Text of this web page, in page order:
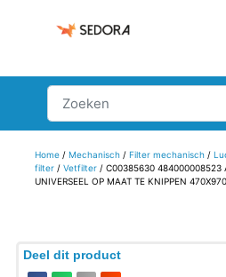
Home/ Mechanisch/ Filter mechanisch/
filter/ Vetfilter/ C00385630 484000008523
UNIVERSEEL OP MAAT TE KNIPPEN
Deel dit product